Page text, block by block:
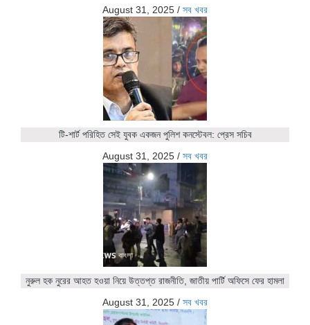
August 31, 2025 / সব খবর
টি-শার্ট পরিহিত সেই যুবক একজন পুলিশ কনস্টেবল: প্রেস সচিব
August 31, 2025 / সব খবর
নুরুল হক নুরের আহত হওয়া নিয়ে উত্তপ্ত রাজনীতি, জাতীয় পার্টি অফিসে ফের হামলা
August 31, 2025 / সব খবর